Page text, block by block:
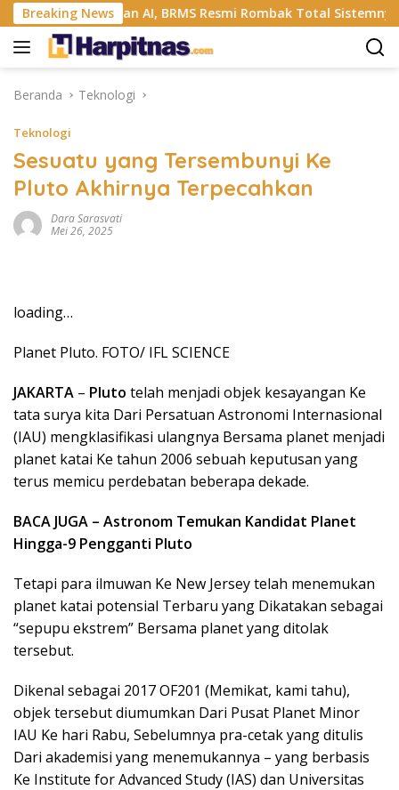
Langsung
ke
konten
Breaking News
Dikemudikan AI, BRMS Resmi Rombak Total Sistemnya
Beranda Teknologi
Teknologi
Sesuatu yang Tersembunyi Ke
Pluto Akhirnya Terpecahkan
Dara Sarasvati
Mei 26, 2025
loading…
Planet Pluto. FOTO/ IFL SCIENCE
JAKARTA – Pluto telah menjadi objek kesayangan Ke
tata surya kita Dari Persatuan Astronomi Internasional
(IAU) mengklasifikasi ulangnya Bersama planet menjadi
planet katai Ke tahun 2006 sebuah keputusan yang
terus memicu perdebatan beberapa dekade.
BACA JUGA – Astronom Temukan Kandidat Planet
Hingga-9 Pengganti Pluto
Tetapi para ilmuwan Ke New Jersey telah menemukan
planet katai potensial Terbaru yang Dikatakan sebagai
“sepupu ekstrem” Bersama planet yang ditolak
tersebut.
Dikenal sebagai 2017 OF201 (Memikat, kami tahu),
objek tersebut diumumkan Dari Pusat Planet Minor
IAU Ke hari Rabu, Sebelumnya pra-cetak yang ditulis
Dari akademisi yang menemukannya – yang berbasis
Ke Institute for Advanced Study (IAS) dan Universitas